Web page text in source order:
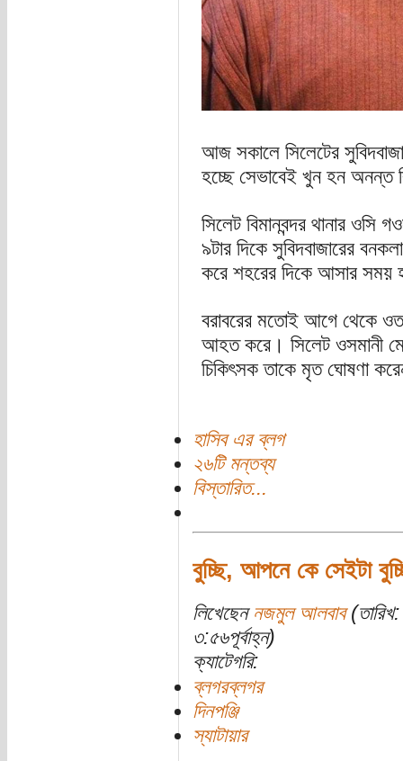
আজ সকালে সিলেটের
হচ্ছে সেভাবেই খুন হন অনন্ত
সিলেট বিমানবন্দর থানার
৯টার দিকে সুবিদবাজারের
করে শহরের দিকে আসার সময়
বরাবরের মতোই আগে থেকে ওত
আহত করে। সিলেট ওসমানী
চিকিৎসক তাকে মৃত ঘোষণা
হাসিব এর ব্লগ
২৬টি মন্তব্য
বিস্তারিত...
বুচ্ছি, আপনে কে সেইটা
লিখেছেন নজমুল আলবাব
৩:৫৬পূর্বাহ্ন)
ক্যাটেগরি:
ব্লগরব্লগর
দিনপঞ্জি
স্যাটায়ার